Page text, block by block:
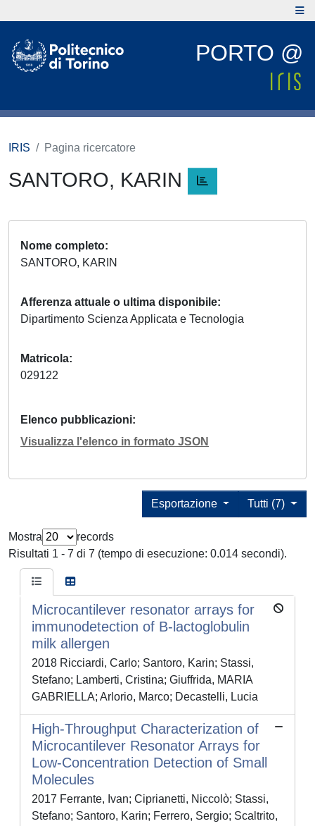
PORTO @
IRIS Pagina ricercatore
SANTORO, KARIN
Nome completo
SANTORO, KARIN
Afferenza attuale o ultima disponibile
Dipartimento Scienza Applicata e Tecnologia
Matricola
029122
Elenco pubblicazioni
Visualizza l'elenco in formato JSON
Tutti (7)
Esportazione
Mostra
records
Risultati 1 - 7 di 7 (tempo di esecuzione: 0.014 secondi).
Microcantilever resonator arrays for
immunodetection of B-lactoglobulin
milk allergen
2018 Ricciardi, Carlo; Santoro, Karin; Stassi,
Stefano; Lamberti, Cristina; Giuffrida, MARIA
GABRIELLA; Arlorio, Marco; Decastelli, Lucia
High-Throughput Characterization of
Microcantilever Resonator Arrays for
Low-Concentration Detection of Small
Molecules
2017 Ferrante, Ivan; Ciprianetti, Niccolò; Stassi,
Stefano; Santoro, Karin; Ferrero, Sergio; Scaltrito,